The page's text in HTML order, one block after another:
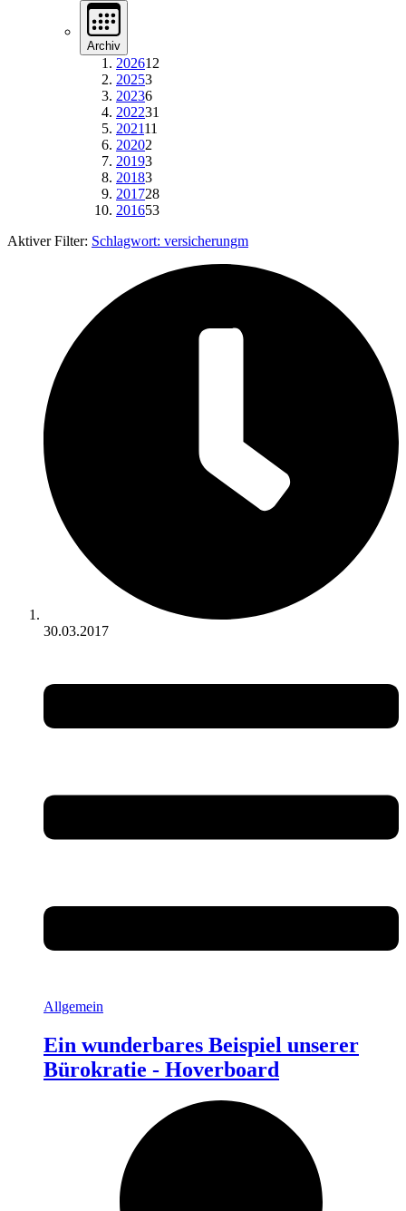
Archiv
202612
20253
20236
202231
202111
20202
20193
20183
201728
201653
Aktiver Filter: Schlagwort: versicherungm
30.03.2017
Allgemein
Ein wunderbares Beispiel unserer
Bürokratie - Hoverboard